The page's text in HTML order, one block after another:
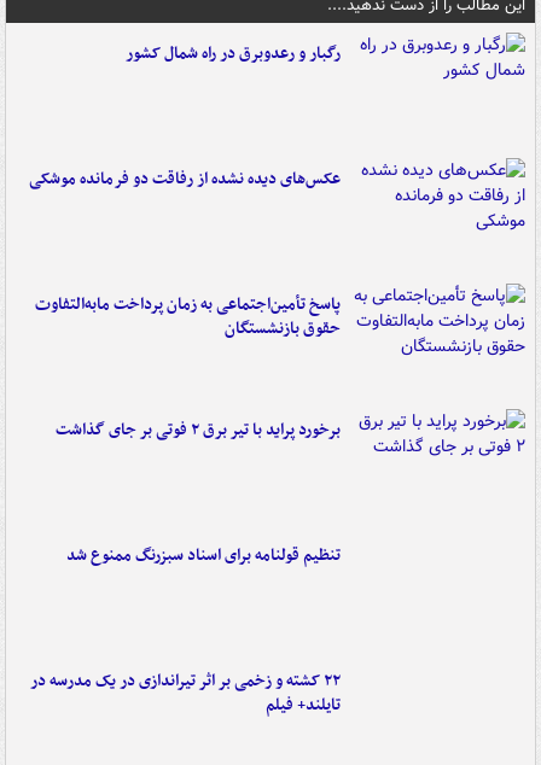
این مطالب را از دست ندهید....
رگبار و رعدوبرق در راه شمال کشور
عکس‌های دیده نشده از رفاقت دو فرمانده‌ موشکی
پاسخ تأمین‌اجتماعی به زمان پرداخت مابه‌التفاوت
حقوق بازنشستگان
برخورد پراید با تیر برق ۲ فوتی بر جای گذاشت
تنظیم قولنامه برای اسناد سبزرنگ ممنوع شد
۲۲ کشته و زخمی بر اثر تیراندازی در یک مدرسه در
تایلند+ فیلم